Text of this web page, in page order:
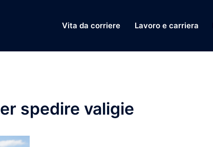
Vita da corriere Lavoro e carriera
spedire valigie